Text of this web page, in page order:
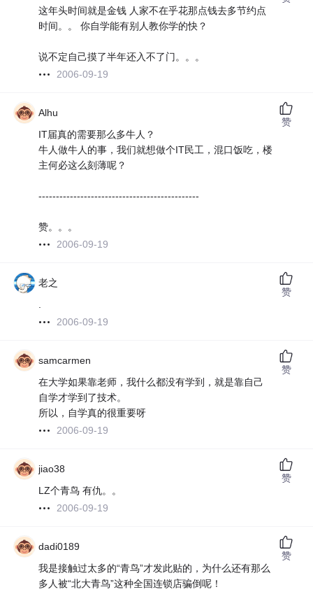
这年头时间就是金钱 人家不在乎花那点钱去多节约点
时间。。 你自学能有别人教你学的快？
说不定自己摸了半年还入不了门。。。
2006-09-19
Alhu
IT届真的需要那么多牛人？
牛人做牛人的事，我们就想做个IT民工，混口饭吃，楼
主何必这么刻薄呢？
----------------------------------------------
赞。。。
2006-09-19
赞
老之
.
2006-09-19
赞
samcarmen
在大学如果靠老师，我什么都没有学到，就是靠自己
自学才学到了技术。
所以，自学真的很重要呀
2006-09-19
赞
jiao38
LZ个青鸟 有仇。。
2006-09-19
赞
dadi0189
我是接触过太多的“青鸟”才发此贴的，为什么还有那么
多人被“北大青鸟”这种全国连锁店骗倒呢！
赞